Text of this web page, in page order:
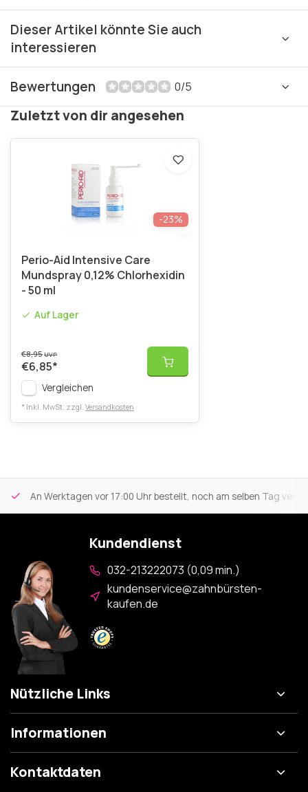
Dieser Artikel könnte Sie auch
interessieren
Bewertungen 0/5
Zuletzt von dir angesehen
-23%
Perio-Aid Intensive Care
Mundspray 0,12% Chlorhexidin
- 50 ml
Auf Lager
€8,95UVP
€6,85*
Vergleichen
* Inkl. MwSt. zzgl. Versandkosten
An Werktagen vor 17:00 Uhr bestellt, noch am selben Tag
Kundendienst
032-213222073 (0,09 min.)
kundenservice@zahnbürsten-
kaufen.de
Nützliche Links
Informationen
Kontaktdaten